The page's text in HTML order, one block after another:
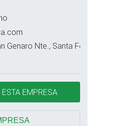
Genaro Nte., Santa Fe
EMPRESA